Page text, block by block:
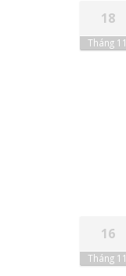
18
Tháng 11
16
Tháng 11